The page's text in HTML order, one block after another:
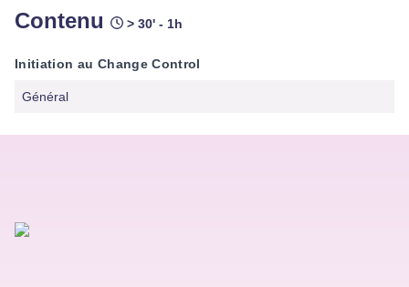
Contenu > 30' - 1h
Initiation au Change Control
Général